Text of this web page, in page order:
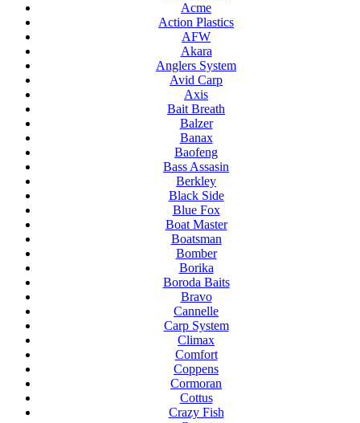
Acme
Action Plastics
AFW
Akara
Anglers System
Avid Carp
Axis
Bait Breath
Balzer
Banax
Baofeng
Bass Assasin
Berkley
Black Side
Blue Fox
Boat Master
Boatsman
Bomber
Borika
Boroda Baits
Bravo
Cannelle
Carp System
Climax
Comfort
Coppens
Cormoran
Cottus
Crazy Fish